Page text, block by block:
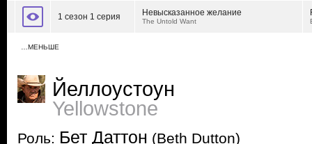
1 сезон 1 серия Невысказанное желание
The Untold Want
…МЕНЬШЕ
Йеллоустоун
Yellowstone
Роль: Бет Даттон (Beth Dutton)